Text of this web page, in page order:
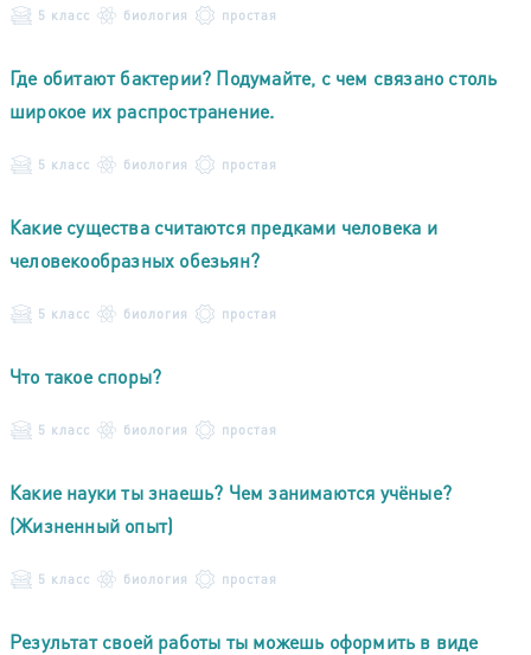
5 класс биология простая
Где обитают бактерии? Подумайте, с чем связано столь
широкое их распространение.
5 класс биология простая
Какие существа считаются предками человека и
человекообразных обезьян?
5 класс биология простая
Что такое споры?
5 класс биология простая
Какие науки ты знаешь? Чем занимаются учёные?
(Жизненный опыт)
5 класс биология простая
Результат своей работы ты можешь оформить в виде